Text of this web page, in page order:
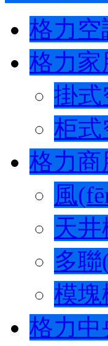
格力空
格力家
掛式
柜式
格力商
風
天
多
模
格力中